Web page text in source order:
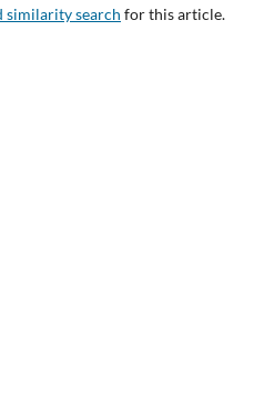
similarity search for this article.